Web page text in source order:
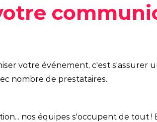
votre événement, c'est s'assurer
nombre de prestataires.
nos équipes s'occupent de tout